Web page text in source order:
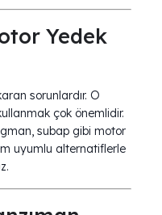
Yedek
sorunlardır. O
çok önemlidir.
subap gibi motor
uyumlu alternatiflerle